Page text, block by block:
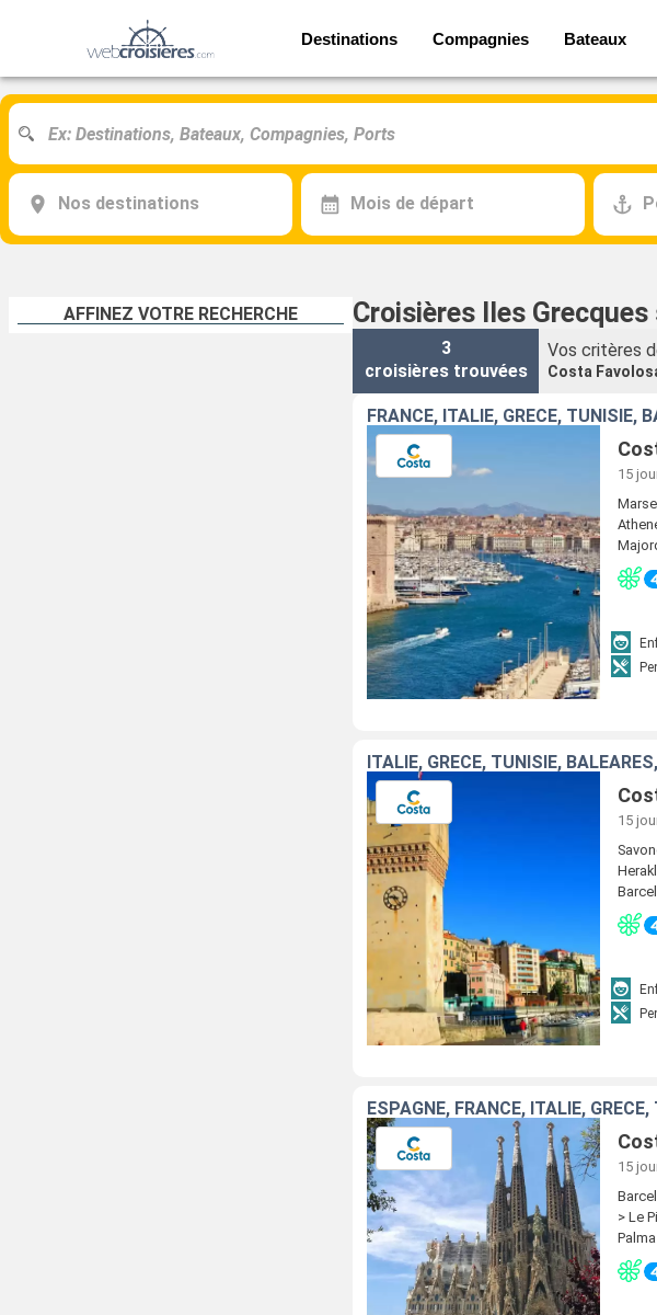
Destinations Compagnies Bateaux
Nos destinations Mois de départ
AFFINEZ VOTRE RECHERCHE Croisières Iles
3
croisières trouvées
Vos critères
Costa
FRANCE, ITALIE, GRÈCE, TUNISIE,
15
ITALIE, GRÈCE, TUNISIE,
15
ESPAGNE, FRANCE, ITALIE,
15
> Le